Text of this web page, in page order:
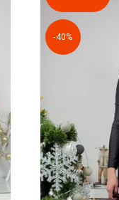
-40%